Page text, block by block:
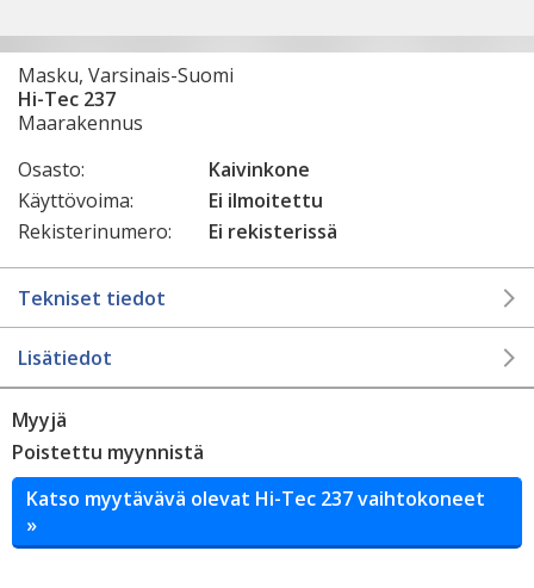
Masku, Varsinais-Suomi
Hi-Tec 237
Maarakennus
Osasto:
Kaivinkone
Käyttövoima:
Ei ilmoitettu
Rekisterinumero:
Ei rekisterissä
Tekniset tiedot
Lisätiedot
Myyjä
Poistettu myynnistä
Katso myytävävä olevat Hi-Tec 237 vaihtokoneet
»